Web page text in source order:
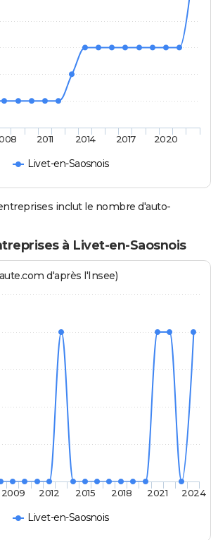
Livet-en-Saosnois
2011 2014 2017 2020
inclut le nombre d'auto-
à Livet-en-Saosnois
d'après l'Insee)
Livet-en-Saosnois
2009 2012 2015 2018 2021 2024